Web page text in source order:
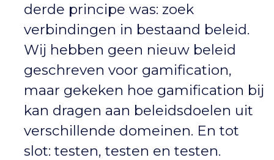
derde principe was: zoek
verbindingen in bestaand beleid.
Wij hebben geen nieuw beleid
geschreven voor gamification,
maar gekeken hoe gamification bij
kan dragen aan beleidsdoelen uit
verschillende domeinen. En tot
slot: testen, testen en testen.